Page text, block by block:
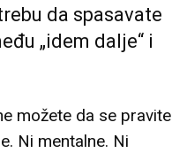
da spasavate
„idem dalje“ i
možete da se pravite
Ni mentalne. Ni